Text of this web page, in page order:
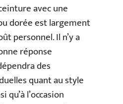
avec une
dorée est largement
personnel. Il n’y a
réponse
des
quant au style
l’occasion